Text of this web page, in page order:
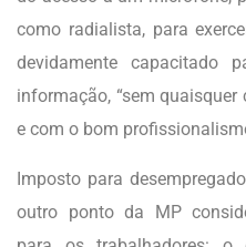
como radialista, para
devidamente capacitado
informação, “sem
e com o bom
Imposto para
outro ponto da MP